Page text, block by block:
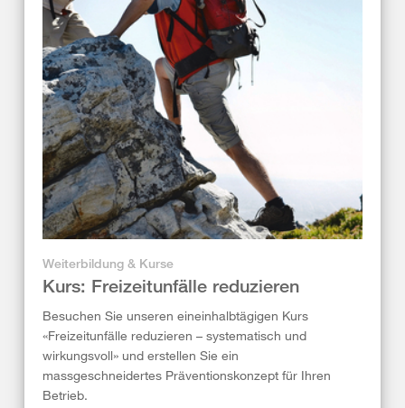
Weiterbildung & Kurse
Kurs: Freizeitunfälle reduzieren
Besuchen Sie unseren eineinhalbtägigen Kurs
«Freizeitunfälle reduzieren – systematisch und
wirkungsvoll» und erstellen Sie ein
massgeschneidertes Präventionskonzept für Ihren
Betrieb.